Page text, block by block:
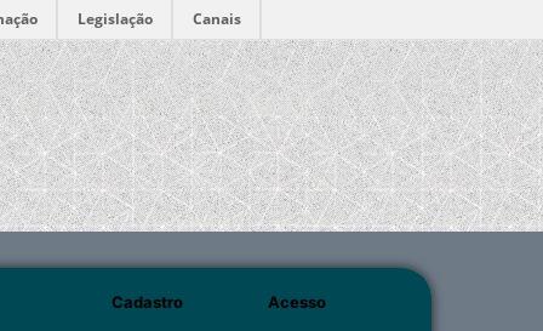
Legislação Canais
Cadastro Acesso